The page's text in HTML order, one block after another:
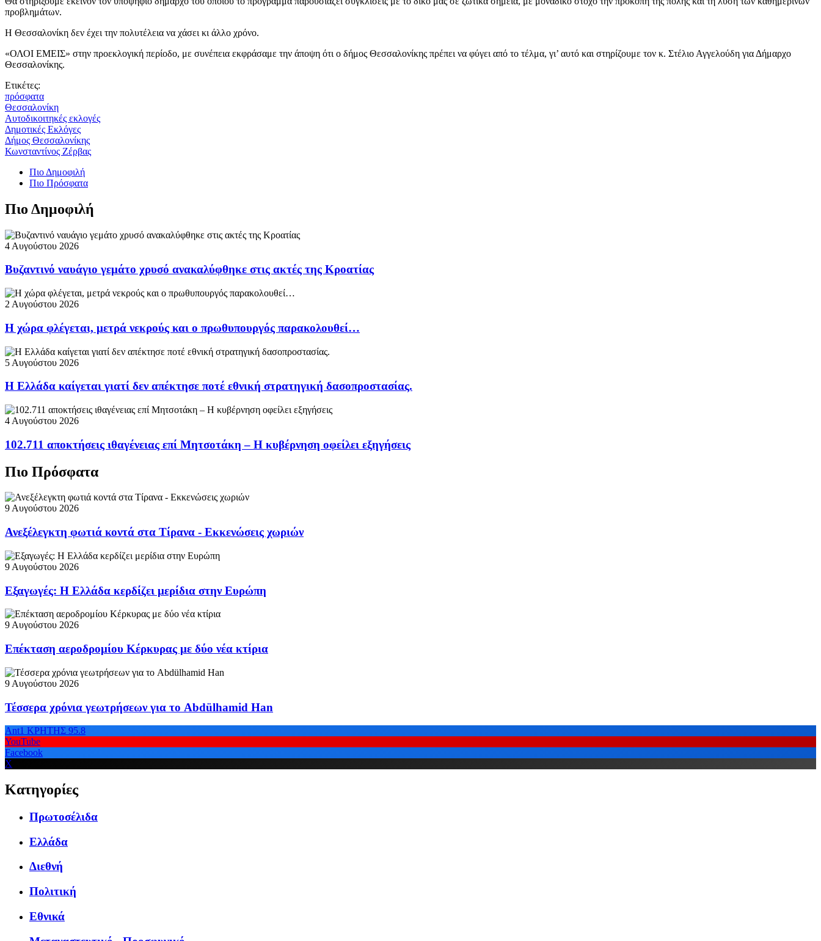
προβλημάτων.
Η Θεσσαλονίκη δεν έχει την πολυτέλεια να χάσει κι άλλο χρόνο.
«ΟΛΟΙ ΕΜΕΙΣ» στην προεκλογική περίοδο, με συνέπεια εκφράσαμε την άποψη ότι ο δήμος Θεσσαλονίκης πρέπει να φύγει από το τέλμα, γι’ αυτό και στηρίζουμε τον κ. Στέλιο Αγγελούδη για Δήμαρχο
Θεσσαλονίκης.
Ετικέτες:
πρόσφατα
Θεσσαλονίκη
Αυτοδικοιτηκές εκλογές
Δημοτικές Εκλόγες
Δήμος Θεσσαλονίκης
Κωνσταντίνος Ζέρβας
Πιο Δημοφιλή
Πιο Πρόσφατα
Πιο Δημοφιλή
4 Αυγούστου 2026
Βυζαντινό ναυάγιο γεμάτο χρυσό ανακαλύφθηκε στις ακτές της Κροατίας
2 Αυγούστου 2026
Η χώρα φλέγεται, μετρά νεκρούς και ο πρωθυπουργός παρακολουθεί…
5 Αυγούστου 2026
Η Ελλάδα καίγεται γιατί δεν απέκτησε ποτέ εθνική στρατηγική δασοπροστασίας.
4 Αυγούστου 2026
102.711 αποκτήσεις ιθαγένειας επί Μητσοτάκη – Η κυβέρνηση οφείλει εξηγήσεις
Πιο Πρόσφατα
9 Αυγούστου 2026
Ανεξέλεγκτη φωτιά κοντά στα Τίρανα - Εκκενώσεις χωριών
9 Αυγούστου 2026
Εξαγωγές: Η Ελλάδα κερδίζει μερίδια στην Ευρώπη
9 Αυγούστου 2026
Επέκταση αεροδρομίου Κέρκυρας με δύο νέα κτίρια
9 Αυγούστου 2026
Τέσσερα χρόνια γεωτρήσεων για το Abdülhamid Han
Ant1 ΚΡΗΤΗΣ 95.8
YouTube
Facebook
X
Κατηγορίες
Πρωτοσέλιδα
Ελλάδα
Διεθνή
Πολιτική
Εθνικά